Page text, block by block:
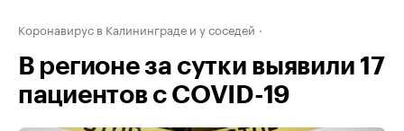
Коронавирус в Калининграде и у соседей
В регионе за сутки выявили 17
пациентов с COVID-19